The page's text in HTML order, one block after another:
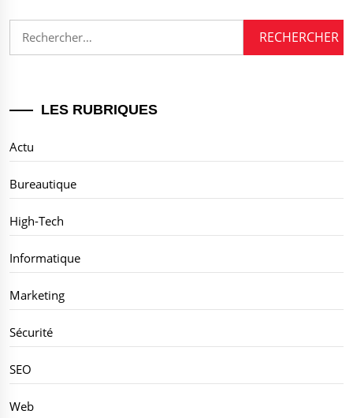
Rechercher :
LES RUBRIQUES
Actu
Bureautique
High-Tech
Informatique
Marketing
Sécurité
SEO
Web